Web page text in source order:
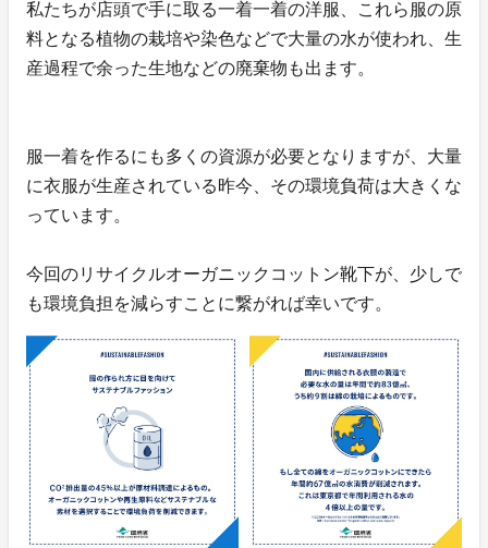
私たちが店頭で手に取る一着一着の洋服、これら服の原
料となる植物の栽培や染色などで大量の水が使われ、生
産過程で余った生地などの廃棄物も出ます。
服一着を作るにも多くの資源が必要となりますが、大量
に衣服が生産されている昨今、その環境負荷は大きくな
っています。
今回のリサイクルオーガニックコットン靴下が、少しで
も環境負担を減らすことに繋がれば幸いです。